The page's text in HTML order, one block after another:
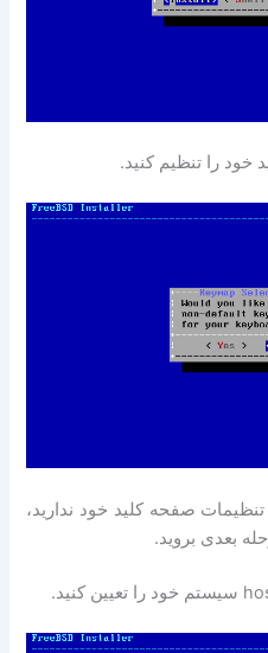
خود را تنظیم کنید.
صفحه کلید خود ندارید،